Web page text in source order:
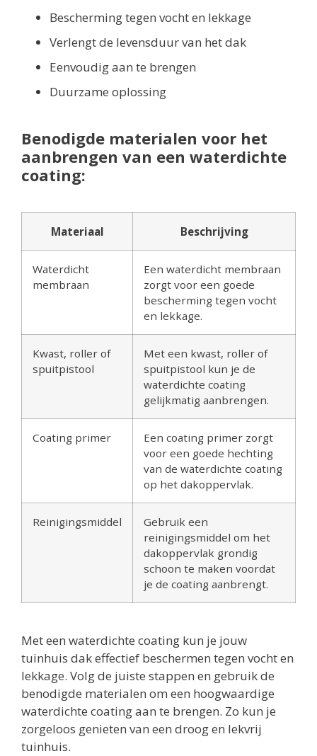
Bescherming tegen vocht en lekkage
Verlengt de levensduur van het dak
Eenvoudig aan te brengen
Duurzame oplossing
Benodigde materialen voor het
aanbrengen van een waterdichte
coating:
Materiaal Beschrijving
Waterdicht
membraan
Een waterdicht membraan
zorgt voor een goede
bescherming tegen vocht
en lekkage.
Kwast, roller of
spuitpistool
Met een kwast, roller of
spuitpistool kun je de
waterdichte coating
gelijkmatig aanbrengen.
Coating primer
Een coating primer zorgt
voor een goede hechting
van de waterdichte coating
op het dakoppervlak.
Reinigingsmiddel
Gebruik een
reinigingsmiddel om het
dakoppervlak grondig
schoon te maken voordat
je de coating aanbrengt.
Met een waterdichte coating kun je jouw
tuinhuis dak effectief beschermen tegen vocht en
lekkage. Volg de juiste stappen en gebruik de
benodigde materialen om een hoogwaardige
waterdichte coating aan te brengen. Zo kun je
zorgeloos genieten van een droog en lekvrij
tuinhuis.